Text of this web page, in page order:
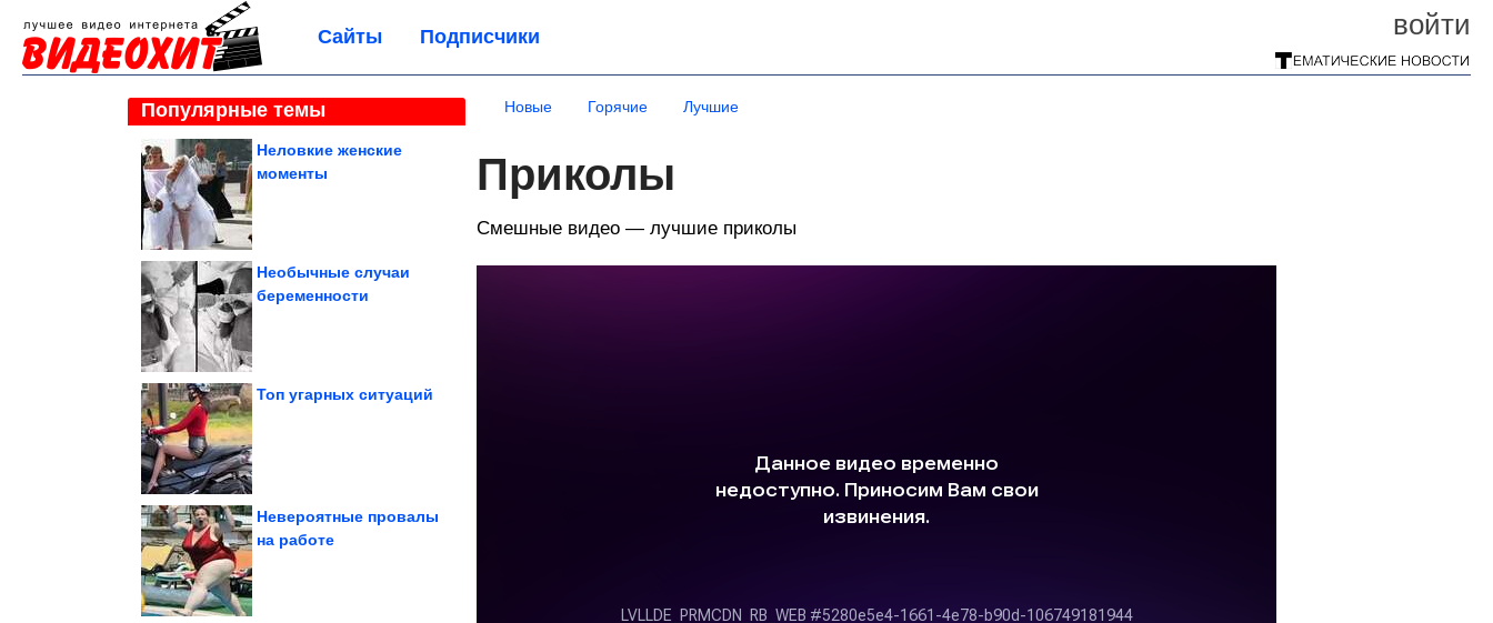
войти
Сайты Подписчики
Популярные темы
Неловкие женские
моменты
Необычные случаи
беременности
Топ угарных ситуаций
Невероятные провалы
на работе
Новые Горячие Лучшие
Приколы
Смешные видео — лучшие приколы